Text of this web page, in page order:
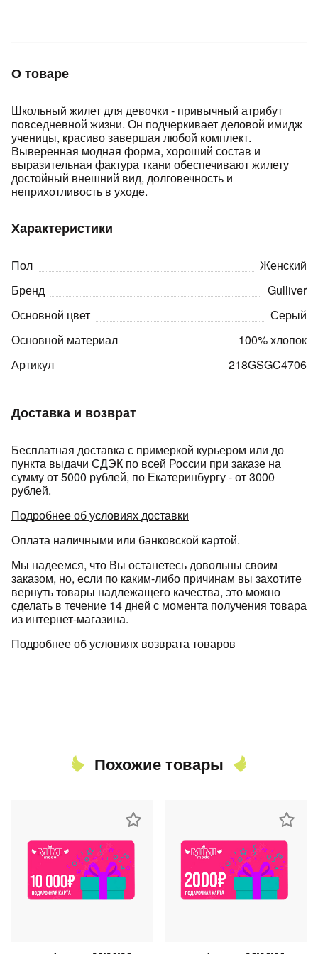
Доставка и возврат
Бесплатная доставка с примеркой курьером или до
пункта выдачи СДЭК по всей России при заказе на
сумму от 5000 рублей, по Екатеринбургу - от 3000
рублей.
Подробнее об условиях доставки
Оплата наличными или банковской картой.
Мы надеемся, что Вы останетесь довольны своим
заказом, но, если по каким-либо причинам вы захотите
вернуть товары надлежащего качества, это можно
сделать в течение 14 дней с момента получения товара
из интернет-магазина.
Подробнее об условиях возврата товаров
О товаре
Школьный жилет для девочки - привычный атрибут
повседневной жизни. Он подчеркивает деловой имидж
ученицы, красиво завершая любой комплект.
Выверенная модная форма, хороший состав и
выразительная фактура ткани обеспечивают жилету
достойный внешний вид, долговечность и
неприхотливость в уходе.
Характеристики
Пол
Женский
Бренд
Gulliver
Основной цвет
Серый
Основной материал
100% хлопок
Артикул
218GSGC4706
Похожие товары
раз в 2
недели
8 800 302-02-51
plait.ru